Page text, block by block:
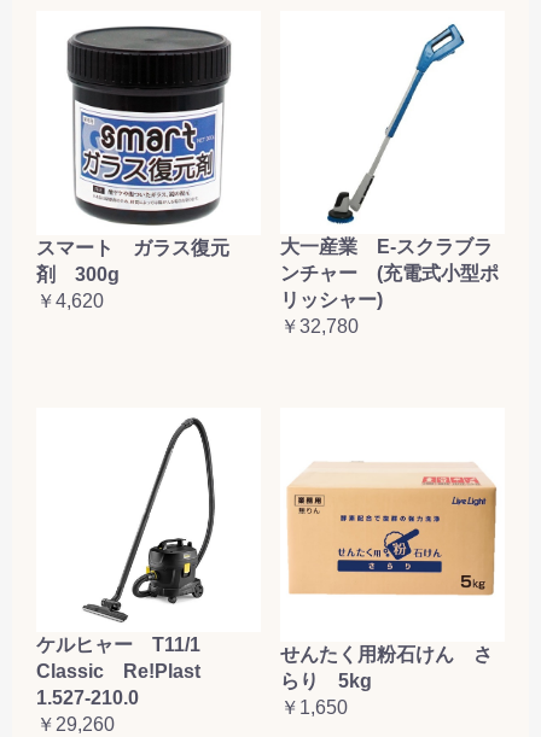
スマート ガラス復元
剤 300g
￥4,620
大一産業 E-スクラブラ
ンチャー (充電式小型ポ
リッシャー)
￥32,780
ケルヒャー T11/1
Classic Re!Plast
1.527-210.0
￥29,260
せんたく用粉石けん さ
らり 5kg
￥1,650